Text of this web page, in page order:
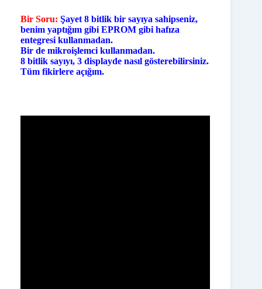
Bir Soru: Şayet 8 bitlik bir sayıya sahipseniz,
benim yaptığım gibi EPROM gibi hafıza
entegresi kullanmadan.
Bir de mikroişlemci kullanmadan.
8 bitlik sayıyı, 3 displayde nasıl gösterebilirsiniz.
Tüm fikirlere açığım.